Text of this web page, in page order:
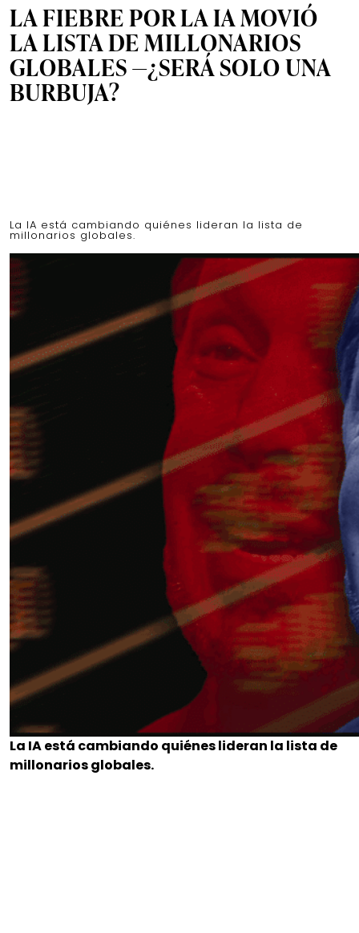
LA FIEBRE POR LA IA MOVIÓ
LA LISTA DE MILLONARIOS
GLOBALES —¿SERÁ SOLO UNA
BURBUJA?
La IA está cambiando quiénes lideran la lista de
millonarios globales.
La IA está cambiando quiénes lideran la lista de
millonarios globales.